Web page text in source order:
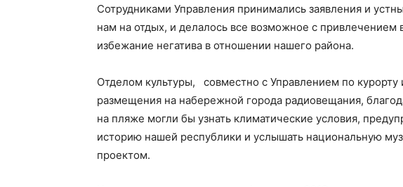
Сотрудниками Управления принимались заявления и
нам на отдых, и делалось все возможное с привлечением
избежание негатива в отношении нашего района.
Отделом культуры, совместно с Управлением по курорту
размещения на набережной города радиовещания,
на пляже могли бы узнать климатические условия,
историю нашей республики и услышать национальную
проектом.